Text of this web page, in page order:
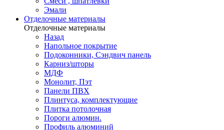
Эмали
Отделочные материалы
Отделочные материалы
Назад
Напольное покрытие
Подоконники, Сэндвич панель
Карниз/шторы
МДФ
Монолит, Пэт
Панели ПВХ
Плинтуса, комплектующие
Плитка потолочная
Пороги алюмин.
Профиль алюминий